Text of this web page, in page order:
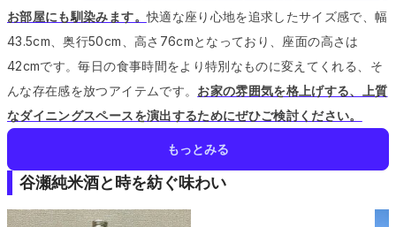
お部屋にも馴染みます。快適な座り心地を追求したサイズ感で、幅
43.5cm、奥行50cm、高さ76cmとなっており、座面の高さは
42cmです。毎日の食事時間をより特別なものに変えてくれる、そ
んな存在感を放つアイテムです。 お家の雰囲気を格上げする、上質
なダイニングスペースを演出するためにぜひご検討ください。
もっとみる
谷瀬純米酒と時を紡ぐ味わい